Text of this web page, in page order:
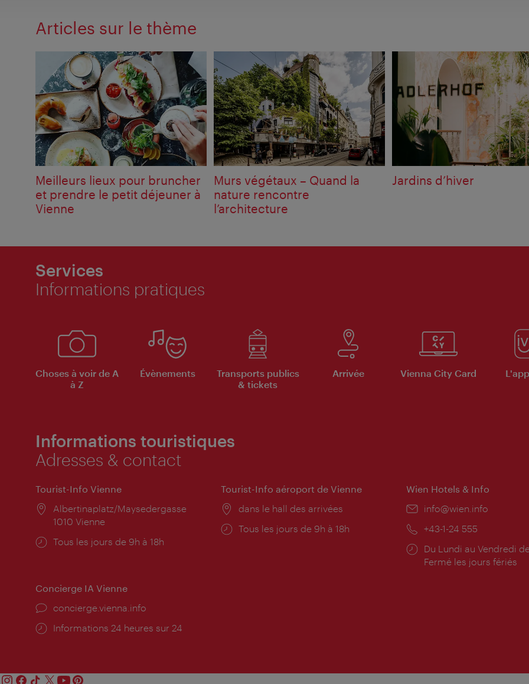
Articles sur le thème
Meilleurs lieux pour bruncher
et prendre le petit déjeuner à
Vienne
Murs végétaux – Quand la
nature rencontre
l’architecture
Jardins d’hiver
Services
Informations pratiques
Choses à voir de A
à Z
Évènements
Transports publics
& tickets
Arrivée Vienna City Card
Informations touristiques
Adresses & contact
Tourist-Info Vienne
Lieu:
Albertinaplatz/Maysedergasse
1010 Vienne
Horaires
Tous les jours de 9h à 18h
Tourist-Info aéroport de Vienne
Lieu:
dans le hall des arrivées
Horaires
Tous les jours de 9h à 18h
Wien Hotels & Info
E-
info@wien.info
Téléphone:
+43-1-24 555
Horaires
d'ouverture:
Du Lundi au Vendredi
Fermé les jours fériés
Concierge IA Vienne
Ort:
concierge.vienna.info
Öffnungszeiten:
Informations 24 heures sur 24